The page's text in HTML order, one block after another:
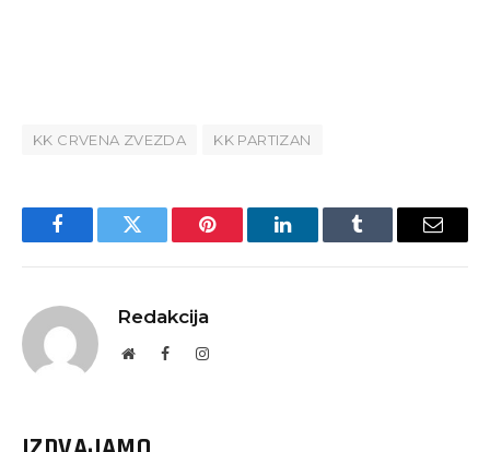
KK CRVENA ZVEZDA KK PARTIZAN
FacebookTwitter Pinterest LinkedInTumblr Email
Redakcija
WebsiteFacebookInstagram